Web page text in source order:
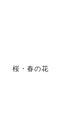
桜・春の花